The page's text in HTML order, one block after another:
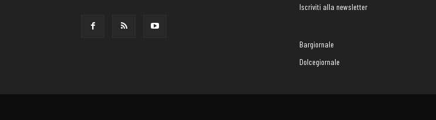
Iscriviti alla newsletter
Bargiornale
Dolcegiornale